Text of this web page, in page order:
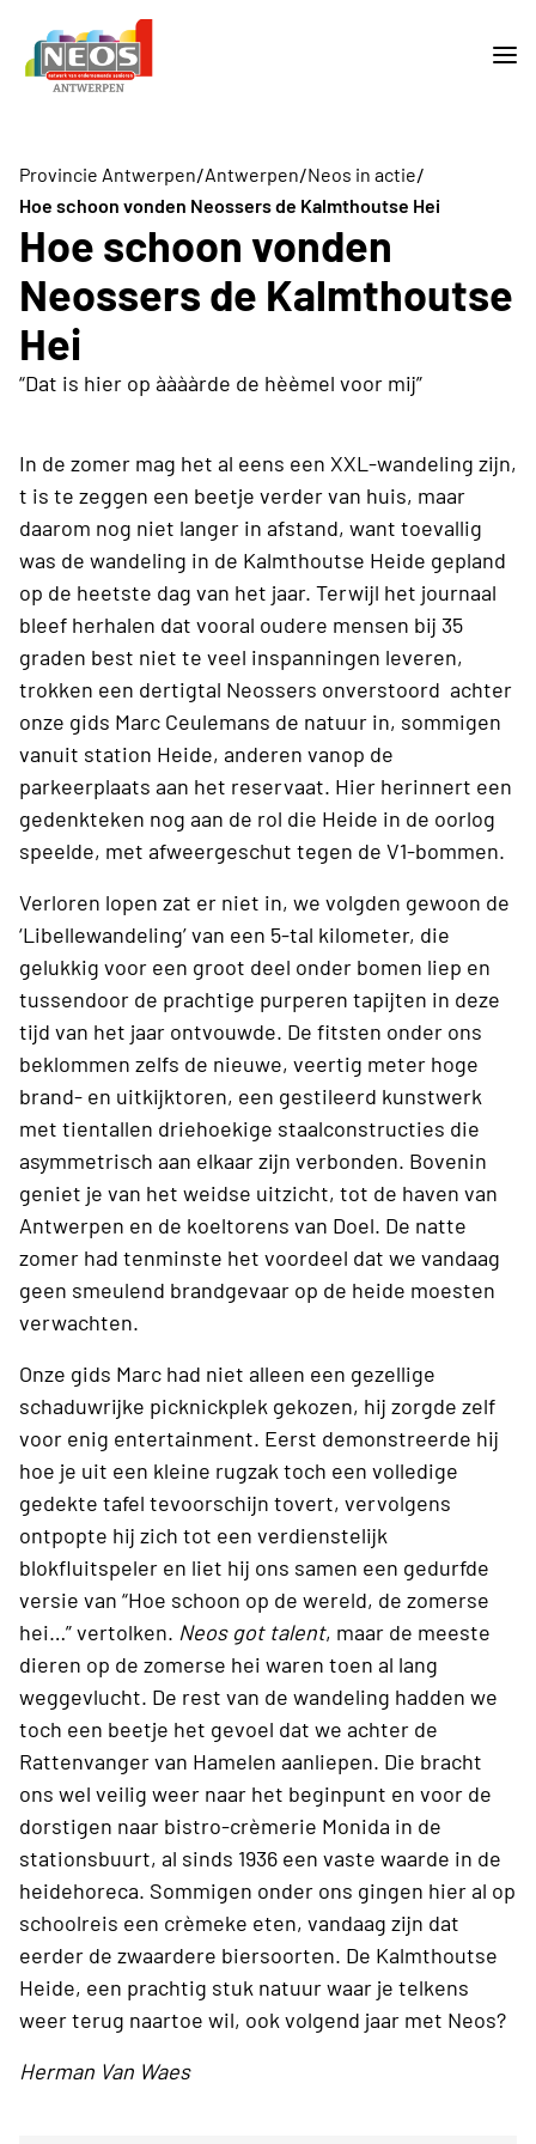
Provincie Antwerpen/Antwerpen/Neos in actie/
Hoe schoon vonden Neossers de Kalmthoutse Hei
Hoe schoon vonden
Neossers de Kalmthoutse
Hei
“Dat is hier op ààààrde de hèèmel voor mij”
In de zomer mag het al eens een XXL-wandeling zijn,
t is te zeggen een beetje verder van huis, maar
daarom nog niet langer in afstand, want toevallig
was de wandeling in de Kalmthoutse Heide gepland
op de heetste dag van het jaar. Terwijl het journaal
bleef herhalen dat vooral oudere mensen bij 35
graden best niet te veel inspanningen leveren,
trokken een dertigtal Neossers onverstoord achter
onze gids Marc Ceulemans de natuur in, sommigen
vanuit station Heide, anderen vanop de
parkeerplaats aan het reservaat. Hier herinnert een
gedenkteken nog aan de rol die Heide in de oorlog
speelde, met afweergeschut tegen de V1-bommen.
Verloren lopen zat er niet in, we volgden gewoon de
‘Libellewandeling’ van een 5-tal kilometer, die
gelukkig voor een groot deel onder bomen liep en
tussendoor de prachtige purperen tapijten in deze
tijd van het jaar ontvouwde. De fitsten onder ons
beklommen zelfs de nieuwe, veertig meter hoge
brand- en uitkijktoren, een gestileerd kunstwerk
met tientallen driehoekige staalconstructies die
asymmetrisch aan elkaar zijn verbonden. Bovenin
geniet je van het weidse uitzicht, tot de haven van
Antwerpen en de koeltorens van Doel. De natte
zomer had tenminste het voordeel dat we vandaag
geen smeulend brandgevaar op de heide moesten
verwachten.
Onze gids Marc had niet alleen een gezellige
schaduwrijke picknickplek gekozen, hij zorgde zelf
voor enig entertainment. Eerst demonstreerde hij
hoe je uit een kleine rugzak toch een volledige
gedekte tafel tevoorschijn tovert, vervolgens
ontpopte hij zich tot een verdienstelijk
blokfluitspeler en liet hij ons samen een gedurfde
versie van “Hoe schoon op de wereld, de zomerse
hei…” vertolken. Neos got talent, maar de meeste
dieren op de zomerse hei waren toen al lang
weggevlucht. De rest van de wandeling hadden we
toch een beetje het gevoel dat we achter de
Rattenvanger van Hamelen aanliepen. Die bracht
ons wel veilig weer naar het beginpunt en voor de
dorstigen naar bistro-crèmerie Monida in de
stationsbuurt, al sinds 1936 een vaste waarde in de
heidehoreca. Sommigen onder ons gingen hier al op
schoolreis een crèmeke eten, vandaag zijn dat
eerder de zwaardere biersoorten. De Kalmthoutse
Heide, een prachtig stuk natuur waar je telkens
weer terug naartoe wil, ook volgend jaar met Neos?
Herman Van Waes